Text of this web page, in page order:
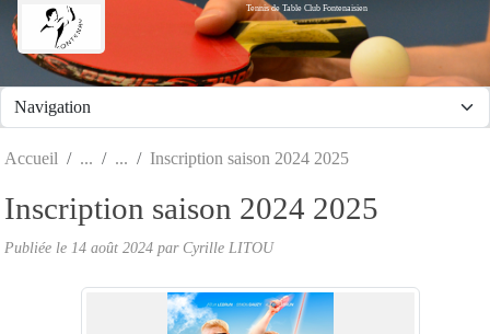
Tennis de Table Club Fontenaisien
Accueil Inscription saison 2024 2025
Inscription saison 2024 2025
Publiée le 14 août 2024 par Cyrille LITOU
Panneau de gestion des cookies